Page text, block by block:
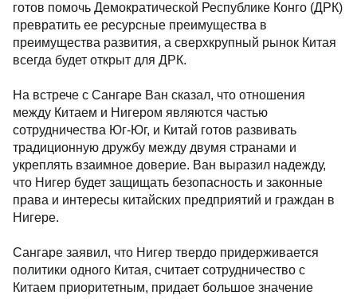
готов помочь Демократической Республике Конго (ДРК)
превратить ее ресурсные преимущества в
преимущества развития, а сверхкрупный рынок Китая
всегда будет открыт для ДРК.
На встрече с Сангаре Ван сказал, что отношения
между Китаем и Нигером являются частью
сотрудничества Юг-Юг, и Китай готов развивать
традиционную дружбу между двумя странами и
укреплять взаимное доверие. Ван выразил надежду,
что Нигер будет защищать безопасность и законные
права и интересы китайских предприятий и граждан в
Нигере.
Сангаре заявил, что Нигер твердо придерживается
политики одного Китая, считает сотрудничество с
Китаем приоритетным, придает большое значение